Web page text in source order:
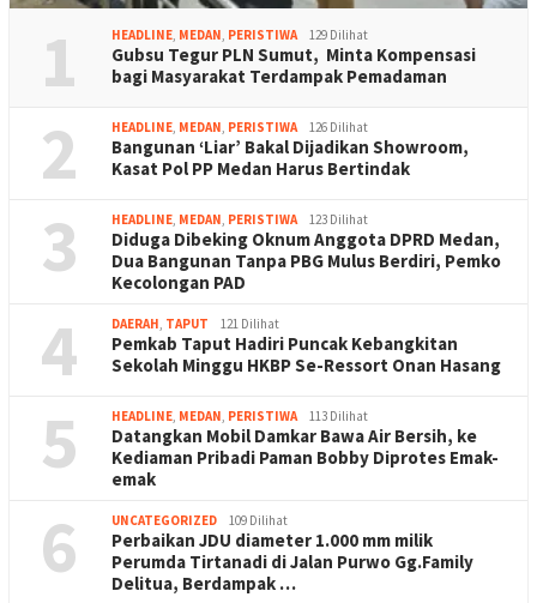
1 HEADLINE, MEDAN, PERISTIWA 129 Dilihat
Gubsu Tegur PLN Sumut, Minta Kompensasi
bagi Masyarakat Terdampak Pemadaman
2 HEADLINE, MEDAN, PERISTIWA 126 Dilihat
Bangunan ‘Liar’ Bakal Dijadikan Showroom,
Kasat Pol PP Medan Harus Bertindak
3 HEADLINE, MEDAN, PERISTIWA 123 Dilihat
Diduga Dibeking Oknum Anggota DPRD Medan,
Dua Bangunan Tanpa PBG Mulus Berdiri, Pemko
Kecolongan PAD
4 DAERAH, TAPUT 121 Dilihat
Pemkab Taput Hadiri Puncak Kebangkitan
Sekolah Minggu HKBP Se-Ressort Onan Hasang
5 HEADLINE, MEDAN, PERISTIWA 113 Dilihat
Datangkan Mobil Damkar Bawa Air Bersih, ke
Kediaman Pribadi Paman Bobby Diprotes Emak-
emak
6 UNCATEGORIZED 109 Dilihat
Perbaikan JDU diameter 1.000 mm milik
Perumda Tirtanadi di Jalan Purwo Gg.Family
Delitua, Berdampak …